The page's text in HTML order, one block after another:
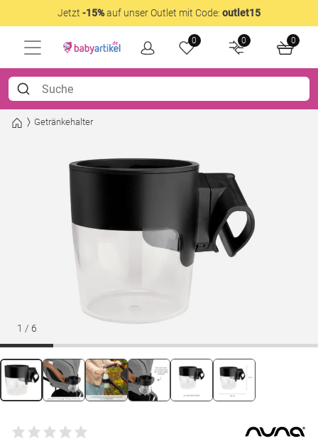
Jetzt -15%auf unser Outlet mit Code: outlet15
0 0 0
Getränkehalter
1 / 6